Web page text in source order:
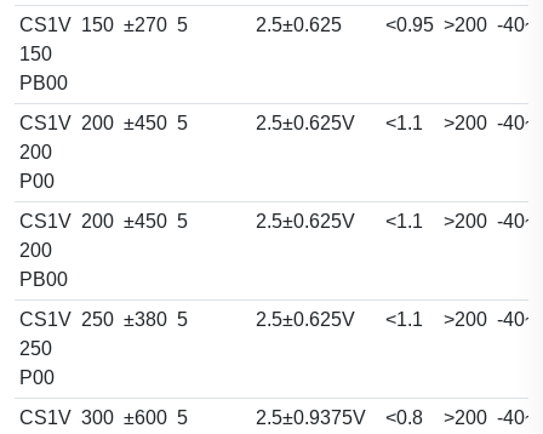
CS1V
150
PB00
150 ±270 5 2.5±0.625 <0.95 >200 -
CS1V
200
P00
200 ±450 5 2.5±0.625V <1.1 >200 -
CS1V
200
PB00
200 ±450 5 2.5±0.625V <1.1 >200 -
CS1V
250
P00
250 ±380 5 2.5±0.625V <1.1 >200 -
CS1V 300 ±600 5 2.5±0.9375V <0.8 >200 -